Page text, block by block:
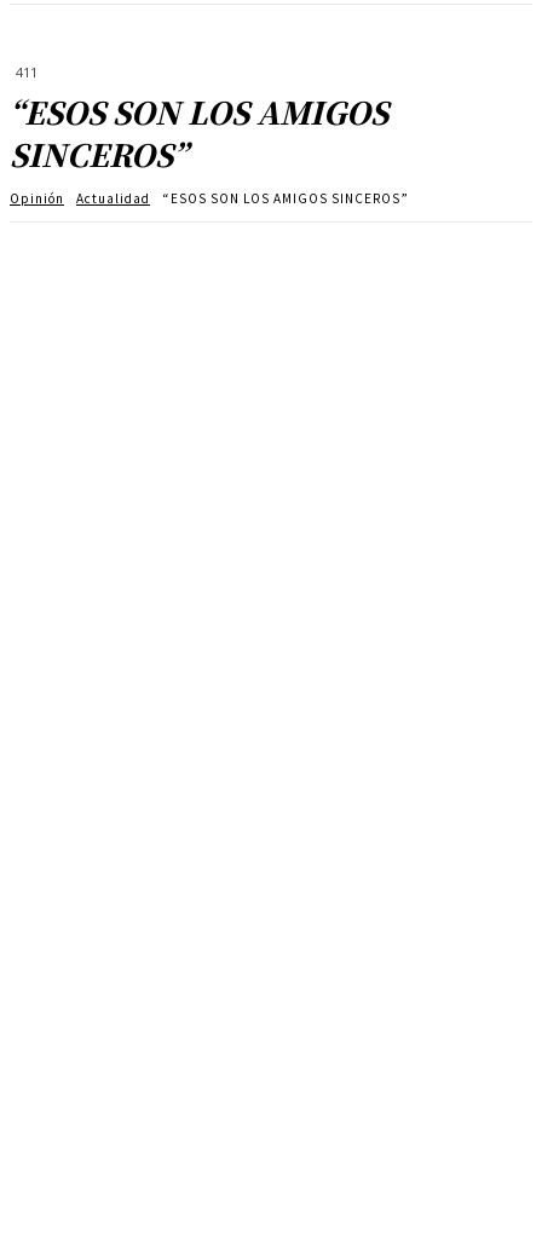
411
“ESOS SON LOS AMIGOS
SINCEROS”
Opinión Actualidad “ESOS SON LOS AMIGOS SINCEROS”